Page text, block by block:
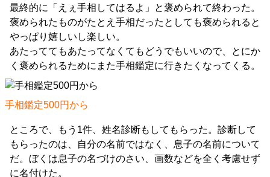
最終的に「えぇ手相してはるよ」と褒められて終わった。
褒められたものがたとえ手相だったとしても褒められると
やっぱり嬉しいし楽しい。
あたっててもあたってなくてもどうでもいいので、とにか
く褒められるためにまた手相鑑定に行きたくなってくる。
手相鑑定500円から
ところで、もう1件、姓名診断もしてもらった。診断して
もらったのは、自分の名前ではなく、息子の名前について
だ。ぼくは息子の名づけのさい、画数などを全く考慮せず
に名付けた。